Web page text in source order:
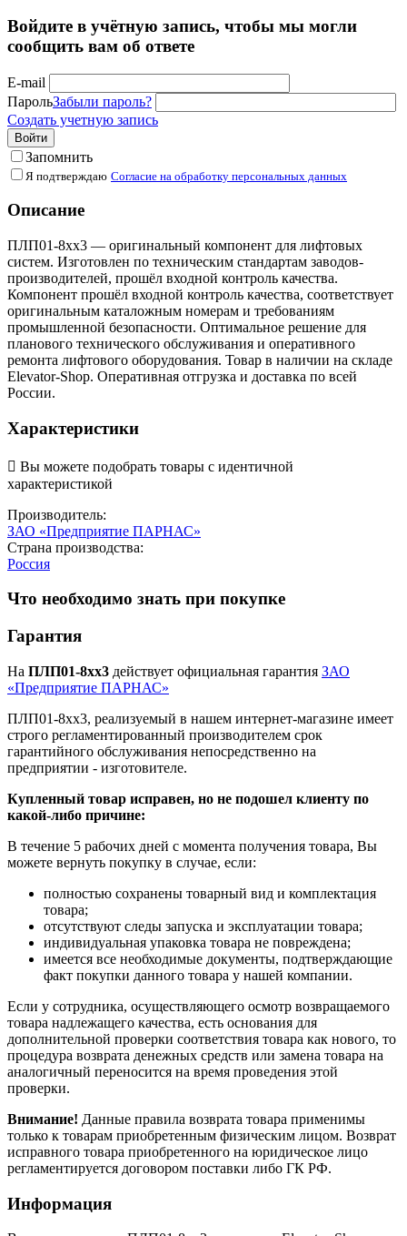
Войдите в учётную запись, чтобы мы могли
сообщить вам об ответе
E-mail
ПарольЗабыли пароль?
Создать учетную запись
Войти
Запомнить
Я подтверждаю Согласие на обработку персональных данных
Описание
ПЛП01-8хх3 — оригинальный компонент для лифтовых
систем. Изготовлен по техническим стандартам заводов-
производителей, прошёл входной контроль качества.
Компонент прошёл входной контроль качества, соответствует
оригинальным каталожным номерам и требованиям
промышленной безопасности. Оптимальное решение для
планового технического обслуживания и оперативного
ремонта лифтового оборудования. Товар в наличии на складе
Elevator-Shop. Оперативная отгрузка и доставка по всей
России.
Характеристики
 Вы можете подобрать товары с идентичной
характеристикой
Производитель:
ЗАО «Предприятие ПАРНАС»
Страна производства:
Россия
Что необходимо знать при покупке
Гарантия
На ПЛП01-8хх3 действует официальная гарантия ЗАО
«Предприятие ПАРНАС»
ПЛП01-8хх3, реализуемый в нашем интернет-магазине имеет
строго регламентированный производителем срок
гарантийного обслуживания непосредственно на
предприятии - изготовителе.
Купленный товар исправен, но не подошел клиенту по
какой-либо причине:
В течение 5 рабочих дней с момента получения товара, Вы
можете вернуть покупку в случае, если:
полностью сохранены товарный вид и комплектация
товара;
отсутствуют следы запуска и эксплуатации товара;
индивидуальная упаковка товара не повреждена;
имеется все необходимые документы, подтверждающие
факт покупки данного товара у нашей компании.
Если у сотрудника, осуществляющего осмотр возвращаемого
товара надлежащего качества, есть основания для
дополнительной проверки соответствия товара как нового, то
процедура возврата денежных средств или замена товара на
аналогичный переносится на время проведения этой
проверки.
Внимание! Данные правила возврата товара применимы
только к товарам приобретенным физическим лицом. Возврат
исправного товара приобретенного на юридическое лицо
регламентируется договором поставки либо ГК РФ.
Информация